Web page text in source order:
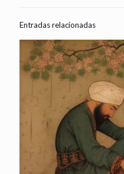
Entradas relacionadas